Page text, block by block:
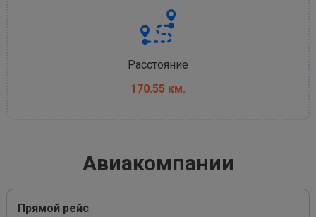
Расстояние
170.55 км.
Авиакомпании
Прямой рейс